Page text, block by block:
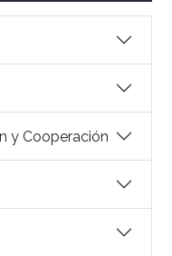
y Cooperación